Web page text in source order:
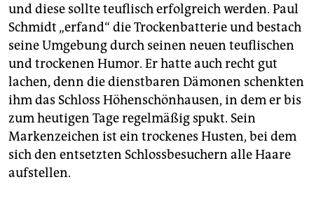
und diese sollte teuflisch erfolgreich werden. Paul
Schmidt „erfand“ die Trockenbatterie und bestach
seine Umgebung durch seinen neuen teuflischen
und trockenen Humor. Er hatte auch recht gut
lachen, denn die dienstbaren Dämonen schenkten
ihm das Schloss Höhenschönhausen, in dem er bis
zum heutigen Tage regelmäßig spukt. Sein
Markenzeichen ist ein trockenes Husten, bei dem
sich den entsetzten Schlossbesuchern alle Haare
aufstellen.